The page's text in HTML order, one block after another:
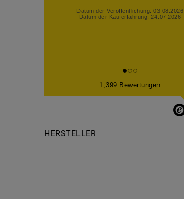
Datum der Veröffentlichung: 03.08.2026
Datum der Kauferfahrung: 24.07.2026
1,399 Bewertungen
HERSTELLER